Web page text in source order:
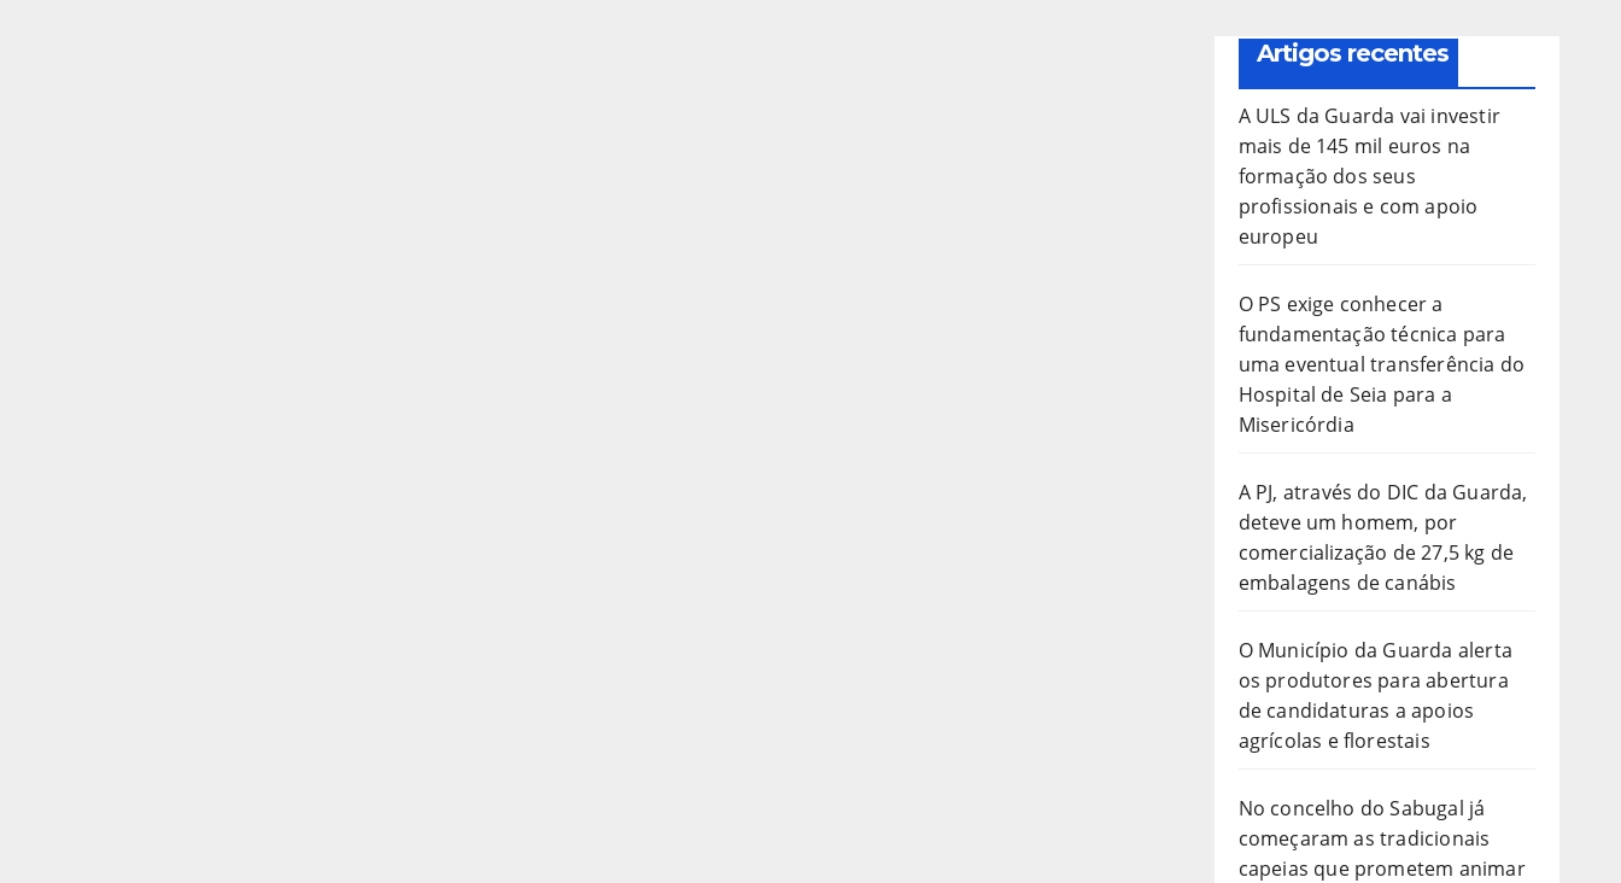
Artigos recentes
A ULS da Guarda vai investir
mais de 145 mil euros na
formação dos seus
profissionais e com apoio
europeu
O PS exige conhecer a
fundamentação técnica para
uma eventual transferência do
Hospital de Seia para a
Misericórdia
A PJ, através do DIC da Guarda,
deteve um homem, por
comercialização de 27,5 kg de
embalagens de canábis
O Município da Guarda alerta
os produtores para abertura
de candidaturas a apoios
agrícolas e florestais
No concelho do Sabugal já
começaram as tradicionais
capeias que prometem animar